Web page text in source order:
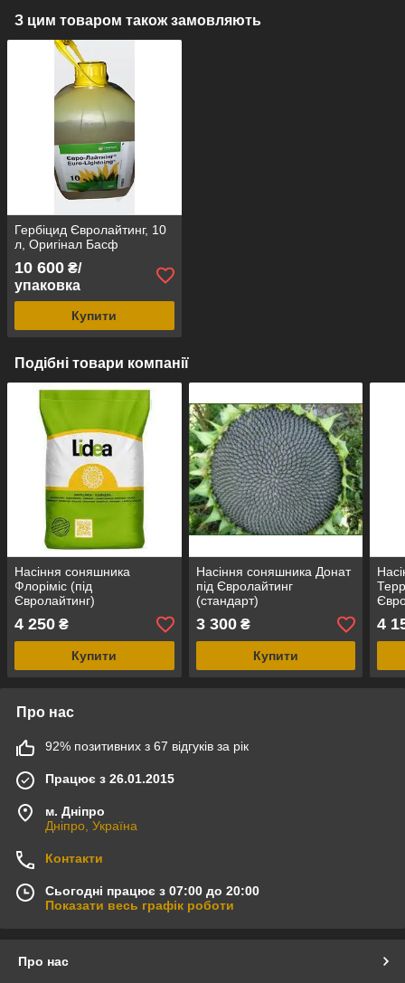
З цим товаром також замовляють
Гербіцид Євролайтинг, 10
л, Оригінал Басф
10 600 ₴/
упаковка
Купити
Подібні товари компанії
Насіння соняшника
Флоріміс (під
Євролайтинг)
4 250 ₴
Купити
Насіння соняшника Донат
під Євролайтинг
(стандарт)
3 300₴
Купити
4
Про нас
92% позитивних з 67 відгуків за рік
Працює з 26.01.2015
м. Дніпро
Дніпро, Україна
Контакти
Сьогодні працює з 07:00 до 20:00
Показати весь графік роботи
Про нас